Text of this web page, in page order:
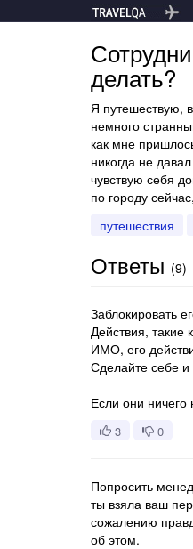
делать?
Я путешествую,
немного
как мне
никогда не
чувствую себя
по городу
путешествия
Ответы (9)
Заблокировать
Действия, такие
ИМО, его
Сделайте себе
Если они
3 0
Попросить
ты взяла ваш
сожалению
об этом.